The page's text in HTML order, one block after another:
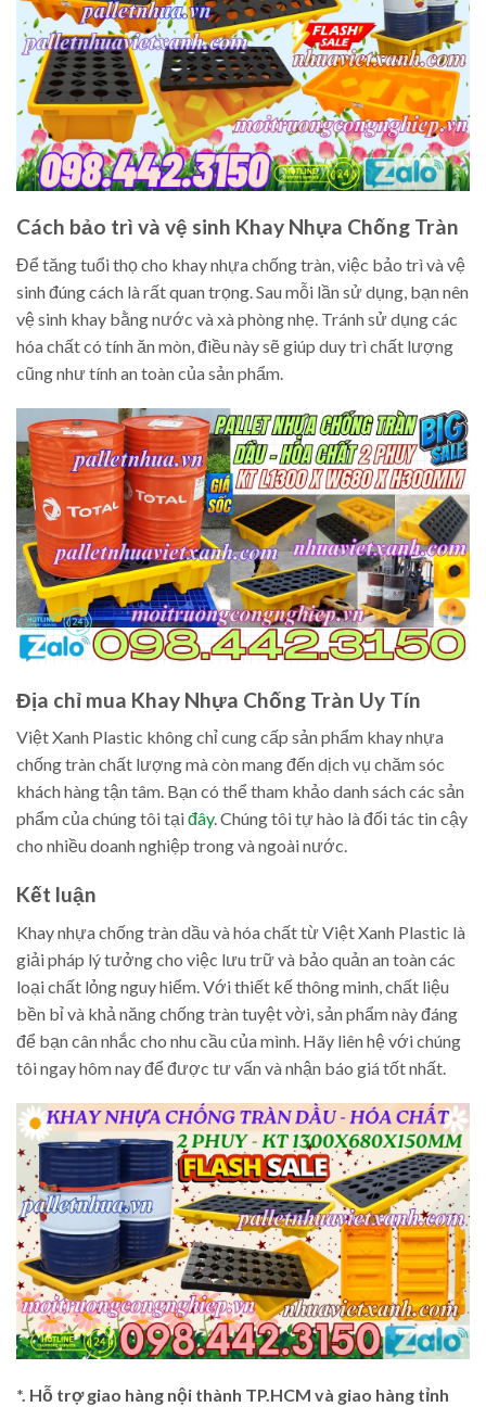
Cách bảo trì và vệ sinh Khay Nhựa Chống Tràn
Để tăng tuổi thọ cho khay nhựa chống tràn, việc bảo trì và vệ
sinh đúng cách là rất quan trọng. Sau mỗi lần sử dụng, bạn nên
vệ sinh khay bằng nước và xà phòng nhẹ. Tránh sử dụng các
hóa chất có tính ăn mòn, điều này sẽ giúp duy trì chất lượng
cũng như tính an toàn của sản phẩm.
Địa chỉ mua Khay Nhựa Chống Tràn Uy Tín
Việt Xanh Plastic không chỉ cung cấp sản phẩm khay nhựa
chống tràn chất lượng mà còn mang đến dịch vụ chăm sóc
khách hàng tận tâm. Bạn có thể tham khảo danh sách các sản
phẩm của chúng tôi tạiđây. Chúng tôi tự hào là đối tác tin cậy
cho nhiều doanh nghiệp trong và ngoài nước.
Kết luận
Khay nhựa chống tràn dầu và hóa chất từ Việt Xanh Plastic là
giải pháp lý tưởng cho việc lưu trữ và bảo quản an toàn các
loại chất lỏng nguy hiểm. Với thiết kế thông minh, chất liệu
bền bỉ và khả năng chống tràn tuyệt vời, sản phẩm này đáng
để bạn cân nhắc cho nhu cầu của mình. Hãy liên hệ với chúng
tôi ngay hôm nay để được tư vấn và nhận báo giá tốt nhất.
*. Hỗ trợ giao hàng nội thành TP.HCM và giao hàng tỉnh